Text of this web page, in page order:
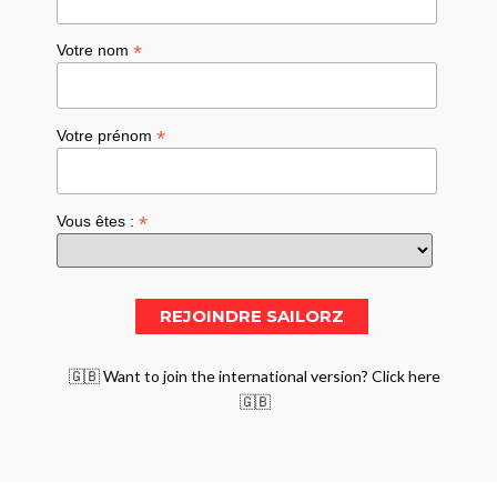
Votre nom*
Votre prénom*
Vous êtes :*
🇬🇧 Want to join the international version? Click here
🇬🇧